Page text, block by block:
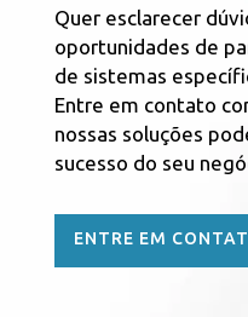
assim a mais
reconhecida
excelência em
seus processos
Quer esclarecer
oportunidades de
de sistemas
Entre em contato
nossas soluções
sucesso do seu
ENTRE EM